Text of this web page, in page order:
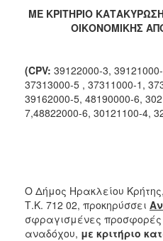
2016
2013
ΠΟΛΙΤΙΣΜΟΣ
ΑΝΘΕΚΤΙΚΗ
ΠΟΛΗ
ΜΕ ΚΡΙΤΗΡΙΟ
ΟΙΚΟΝΟΜΙΚΗΣ
(CPV: 39122000-3,
37313000-5 , 37311000-1,
39162000-5, 48190000-6,
7,48822000-6, 30121100-4,
Ο Δήμος Ηρακλείου
Τ.Κ. 712 02, προκηρύσσει
σφραγισμένες προσφορές
αναδόχου, με κριτήριο